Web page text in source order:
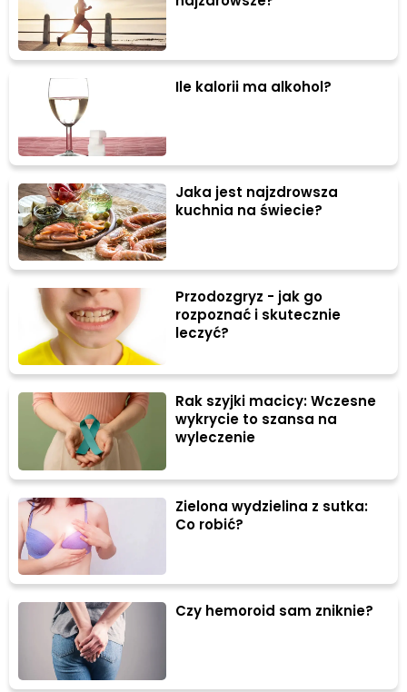
Ile kalorii ma alkohol?
Jaka jest najzdrowsza
kuchnia na świecie?
Przodozgryz - jak go
rozpoznać i skutecznie
leczyć?
Rak szyjki macicy: Wczesne
wykrycie to szansa na
wyleczenie
Zielona wydzielina z sutka:
Co robić?
Czy hemoroid sam zniknie?